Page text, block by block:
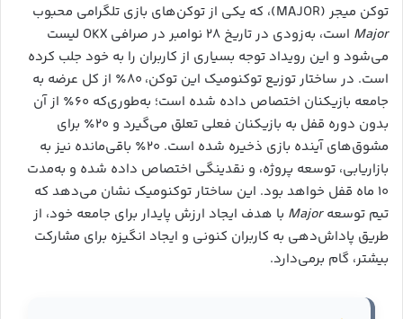
توکن میجر (MAJOR)، که یکی از توکن‌های بازی تلگرامی محبوب
Major
است، به‌زودی در تاریخ ۲۸ نوامبر در صرافی OKX لیست
می‌شود و این رویداد توجه بسیاری از کاربران را به خود جلب کرده
است. در ساختار توزیع توکنومیک این توکن، ۸۰٪ از کل عرضه به
جامعه بازیکنان اختصاص داده شده است؛ به‌طوری‌که ۶۰٪ از آن
بدون دوره قفل به بازیکنان فعلی تعلق می‌گیرد و ۲۰٪ برای
مشوق‌های آینده بازی ذخیره شده است. ۲۰٪ باقی‌مانده نیز به
بازاریابی، توسعه پروژه، و نقدینگی اختصاص داده شده و به‌مدت
۱۰ ماه قفل خواهد بود. این ساختار توکنومیک نشان می‌دهد که
تیم توسعهMajor با هدف ایجاد ارزش پایدار برای جامعه خود، از
طریق پاداش‌دهی به کاربران کنونی و ایجاد انگیزه برای مشارکت
بیشتر، گام برمی‌دارد.